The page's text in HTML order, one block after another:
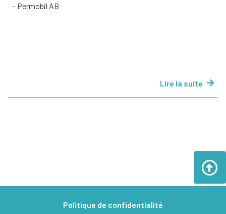
– Permobil AB
Lire la suite
Politique de confidentialité